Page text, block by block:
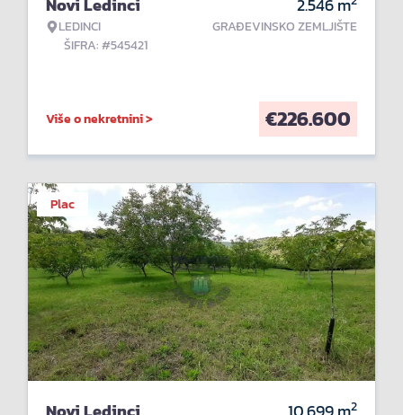
Novi Ledinci
LEDINCI
ŠIFRA: #545421
2.546m
GRAĐEVINSKO ZEMLJIŠTE
Više o nekretnini > €226.600
Plac
2